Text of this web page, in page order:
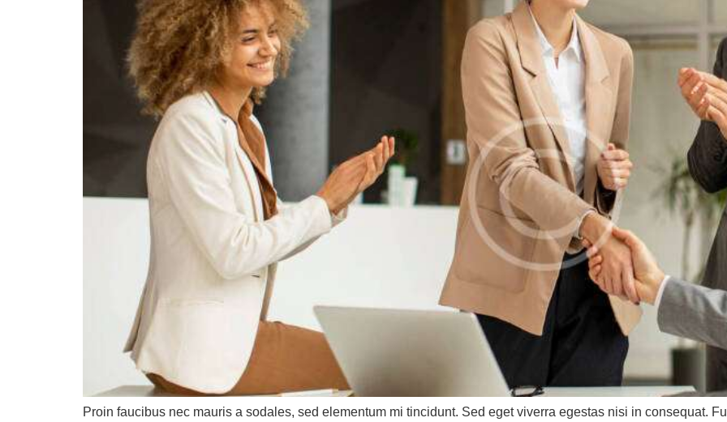
Proin faucibus nec mauris a sodales, sed elementum mi tincidunt. Sed eget viverra egestas nisi in consequat.